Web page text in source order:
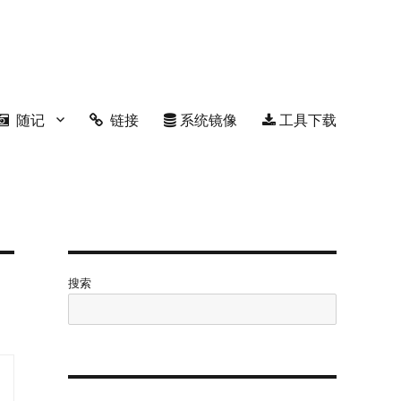
随记 链接 系统镜像 工具下载
搜索